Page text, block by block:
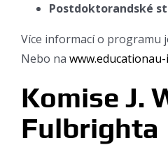
Postdoktorandské
Více informací o programu
Nebo na www.educationau-
Komise J.
Fulbrighta